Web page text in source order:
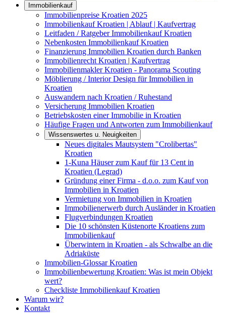
Immobilienkauf
Immobilienpreise Kroatien 2025
Immobilienkauf Kroatien | Ablauf | Kaufvertrag
Leitfaden / Ratgeber Immobilienkauf Kroatien
Nebenkosten Immobilienkauf Kroatien
Finanzierung Immobilien Kroatien durch Banken
Immobilienrecht Kroatien | Kaufvertrag
Immobilienmakler Kroatien - Panorama Scouting
Möblierung / Interior Design für Immobilien in
Kroatien
Auswandern nach Kroatien / Ruhestand
Versicherung Immobilien Kroatien
Betriebskosten einer Immobilie in Kroatien
Häufige Fragen und Antworten zum Immobilienkauf
Wissenswertes u. Neuigkeiten
Neues digitales Mautsystem "Crolibertas"
Kroatien
1-Kuna Häuser zum Kauf für 13 Cent in
Kroatien (Legrad)
Gründung einer Firma - d.o.o. zum Kauf von
Immobilien in Kroatien
Vermietung von Immobilien in Kroatien
Immobilienerwerb durch Ausländer in Kroatien
Flugverbindungen Kroatien
Die 10 schönsten Küstenorte Kroatiens zum
Immobilienkauf
Überwintern in Kroatien - als Schwalbe an die
Adriaküste
Immobilien-Glossar Kroatien
Immobilienbewertung Kroatien: Was ist mein Objekt
wert?
Checkliste Immobilienkauf Kroatien
Warum wir?
Kontakt